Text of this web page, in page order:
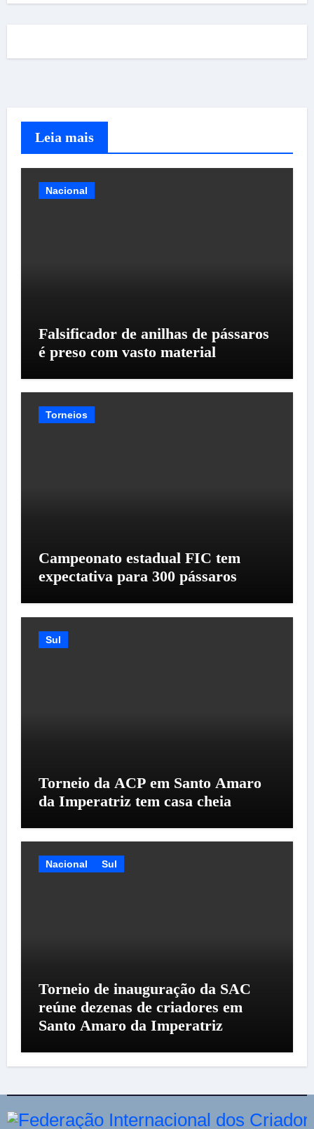
Leia mais
Nacional
Falsificador de anilhas de pássaros
é preso com vasto material
Torneios
Campeonato estadual FIC tem
expectativa para 300 pássaros
Sul
Torneio da ACP em Santo Amaro
da Imperatriz tem casa cheia
Nacional Sul
Torneio de inauguração da SAC
reúne dezenas de criadores em
Santo Amaro da Imperatriz